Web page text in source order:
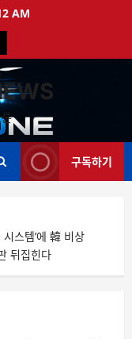
AM
구독하기
스템’에 韓 비상
뒤집힌다